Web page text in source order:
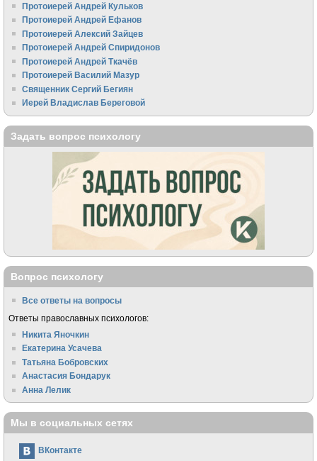
Протоиерей Андрей Кульков
Протоиерей Андрей Ефанов
Протоиерей Алексий Зайцев
Протоиерей Андрей Спиридонов
Протоиерей Андрей Ткачёв
Протоиерей Василий Мазур
Священник Сергий Бегиян
Иерей Владислав Береговой
Задать вопрос психологу
Вопрос психологу
Все ответы на вопросы
Ответы православных психологов:
Никита Яночкин
Екатерина Усачева
Татьяна Бобровских
Анастасия Бондарук
Анна Лелик
Мы в социальных сетях
ВКонтакте